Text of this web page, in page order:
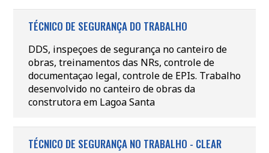
TÉCNICO DE SEGURANÇA DO TRABALHO
DDS, inspeçoes de segurança no canteiro de
obras, treinamentos das NRs, controle de
documentaçao legal, controle de EPIs. Trabalho
desenvolvido no canteiro de obras da
construtora em Lagoa Santa
TÉCNICO DE SEGURANÇA NO TRABALHO - CLEAR